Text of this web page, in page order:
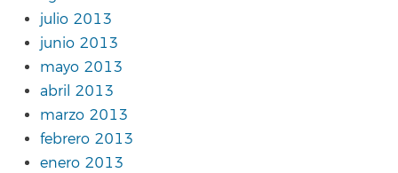
julio 2013
junio 2013
mayo 2013
abril 2013
marzo 2013
febrero 2013
enero 2013